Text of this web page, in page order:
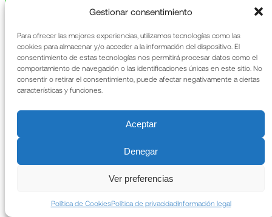
Gestionar consentimiento
Para ofrecer las mejores experiencias, utilizamos tecnologías como las
cookies para almacenar y/o acceder a la información del dispositivo. El
consentimiento de estas tecnologías nos permitirá procesar datos como el
comportamiento de navegación o las identificaciones únicas en este sitio. No
consentir o retirar el consentimiento, puede afectar negativamente a ciertas
características y funciones.
Aceptar
Denegar
Ver preferencias
Política de CookiesPolítica de privacidadInformación legal
Avinguda de la Generalitat 163-167
08174 Barcelona
The Foundation
What We Do
Heritage
News
Legal information
Privacy policy
Cookies policy